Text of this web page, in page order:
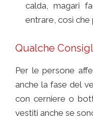
calda, magari
entrare, così che
Qualche
Per le persone
anche la fase del
con cerniere o
vestiti anche se